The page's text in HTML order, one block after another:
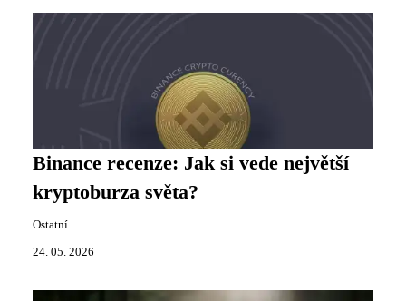
Binance recenze: Jak si vede největší
kryptoburza světa?
Ostatní
24. 05. 2026